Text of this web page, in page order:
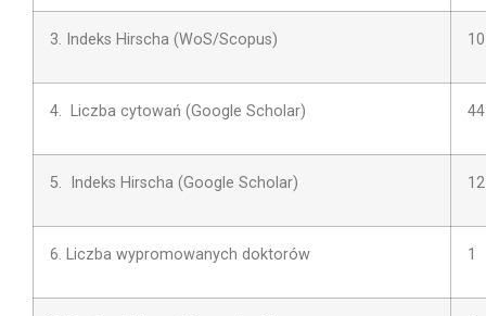
3. Indeks Hirscha (WoS/Scopus) 10
4. Liczba cytowań (Google Scholar)
5. Indeks Hirscha (Google Scholar) 12
6. Liczba wypromowanych doktorów 1